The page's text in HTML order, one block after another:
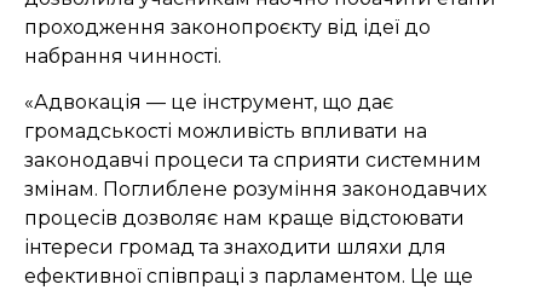
проходження законопроєкту від ідеї до
набрання чинності.
«Адвокація — це інструмент, що дає
громадськості можливість впливати на
законодавчі процеси та сприяти системним
змінам. Поглиблене розуміння законодавчих
процесів дозволяє нам краще відстоювати
інтереси громад та знаходити шляхи для
ефективної співпраці з парламентом. Це ще